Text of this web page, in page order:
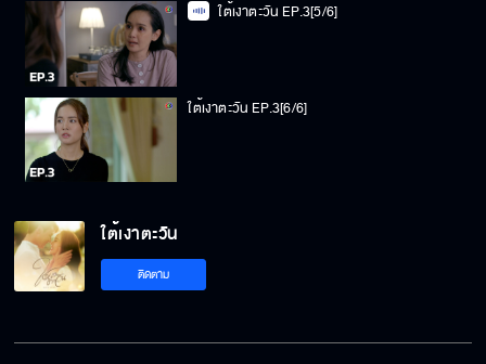
ใต้เงาตะวัน EP.3[5/6]
ใต้เงาตะวัน EP.3[6/6]
ใต้เงาตะวัน
ติดตาม